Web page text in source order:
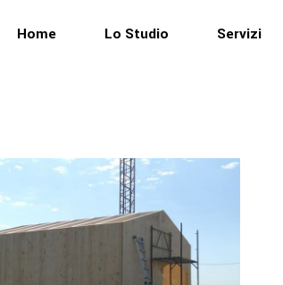
Home Lo Studio Servizi